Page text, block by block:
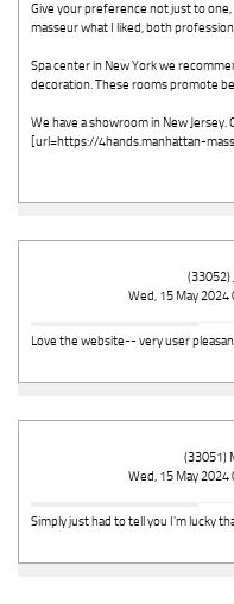
Give your preference not just to
masseur what I liked, both
Spa center in New York we
decoration. These rooms promote
We have a showroom in New Jersey.
[url=https://4hands.manhattan-
(33052)
Wed, 15 May 2024
Love the website-- very user
(33051)
Wed, 15 May 2024
Simply just had to tell you I'm lucky